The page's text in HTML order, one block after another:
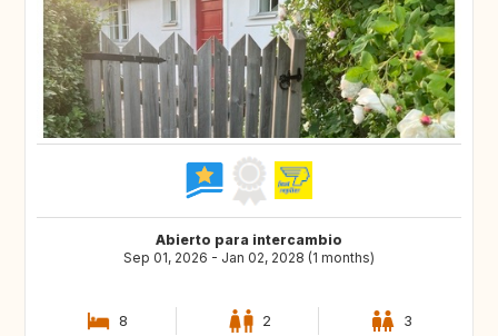
Abierto para intercambio
Sep 01, 2026 - Jan 02, 2028 (1 months)
8 2 3